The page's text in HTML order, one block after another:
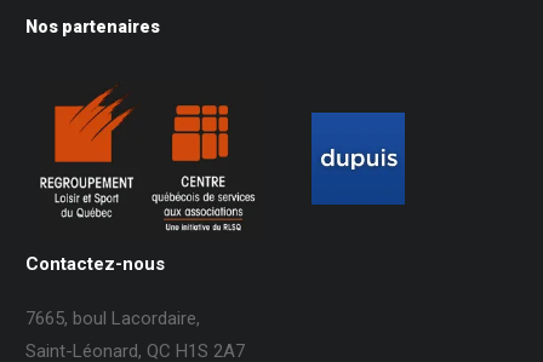
Nos partenaires
Contactez-nous
7665, boul Lacordaire,
Saint-Léonard, QC H1S 2A7